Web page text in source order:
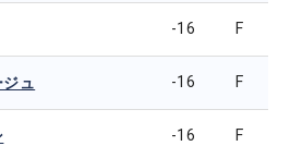
-16 F
ュ -16 F
-16 F